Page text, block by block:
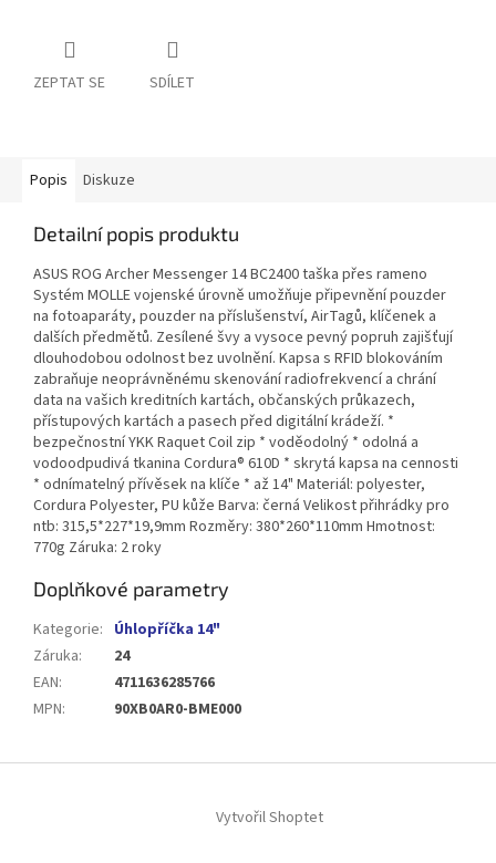
ZEPTAT SE SDÍLET
Popis Diskuze
Detailní popis produktu
ASUS ROG Archer Messenger 14 BC2400 taška přes rameno
Systém MOLLE vojenské úrovně umožňuje připevnění pouzder
na fotoaparáty, pouzder na příslušenství, AirTagů, klíčenek a
dalších předmětů. Zesílené švy a vysoce pevný popruh zajišťují
dlouhodobou odolnost bez uvolnění. Kapsa s RFID blokováním
zabraňuje neoprávněnému skenování radiofrekvencí a chrání
data na vašich kreditních kartách, občanských průkazech,
přístupových kartách a pasech před digitální krádeží. *
bezpečnostní YKK Raquet Coil zip * voděodolný * odolná a
vodoodpudivá tkanina Cordura® 610D * skrytá kapsa na cennosti
* odnímatelný přívěsek na klíče * až 14" Materiál: polyester,
Cordura Polyester, PU kůže Barva: černá Velikost přihrádky pro
ntb: 315,5*227*19,9mm Rozměry: 380*260*110mm Hmotnost:
770g Záruka: 2 roky
Doplňkové parametry
Kategorie: Úhlopříčka 14"
Záruka:
24
EAN:
4711636285766
MPN: 90XB0AR0-BME000
Vytvořil Shoptet